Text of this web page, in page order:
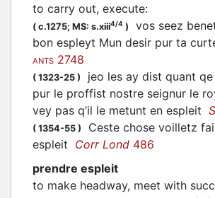
to carry out, execute:
( c.1275; MS: s.xiii4/4 )
vos seez
bon espleyt Mun desir pur ta
ANTS 2748
( 1323-25 )
jeo les ay dist quant
pur le proffist nostre seignur le
vey pas q’il le metunt en espleit
( 1354-55 )
Ceste chose voilletz
espleit Corr Lond 486
prendre espleit
to make headway, meet with